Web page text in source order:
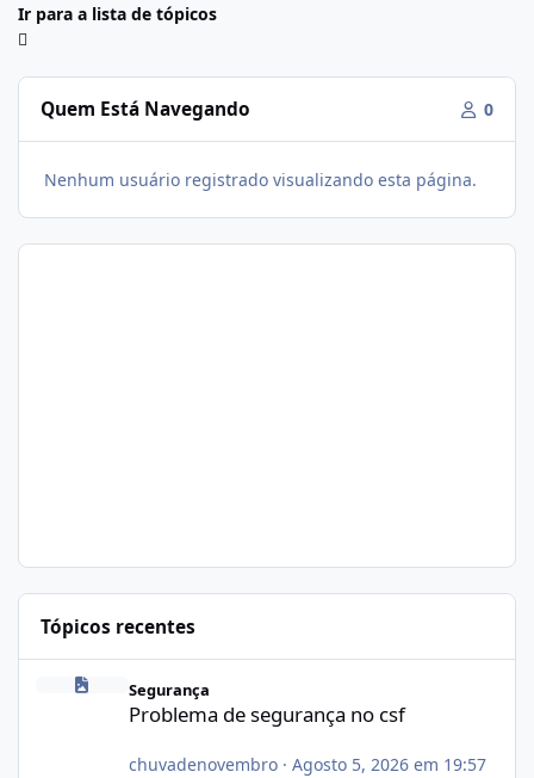
Ir para a lista de tópicos
Quem Está Navegando 0
Nenhum usuário registrado visualizando esta página.
Tópicos recentes
Problema de segurança no csf
Segurança
Problema de segurança no csf
chuvadenovembro· Agosto 5, 2026 em 19:57